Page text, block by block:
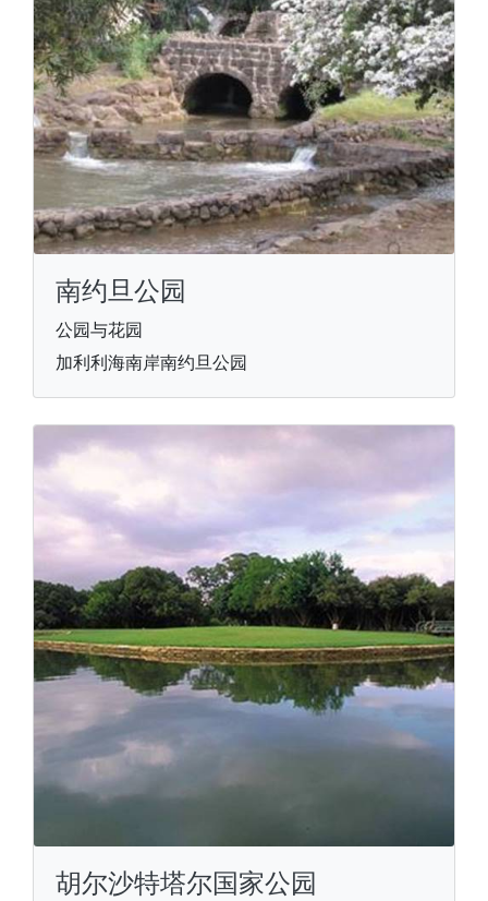
南约旦公园
公园与花园
加利利海南岸南约旦公园
胡尔沙特塔尔国家公园